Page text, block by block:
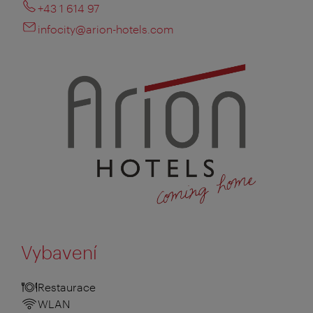
+43 1 614 97
infocity@arion-hotels.com
Vybavení
Restaurace
WLAN